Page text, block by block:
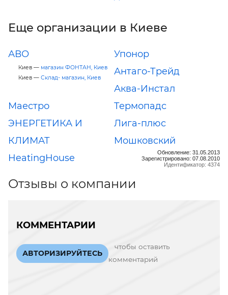
Еще организации в Киеве
АВО
Киев — магазин ФОНТАН, Киев
Киев — Склад- магазин, Киев
Упонор
Антаго-Трейд
Аква-Инстал
Маестро
Термопадс
ЭНЕРГЕТИКА И
КЛИМАТ
Лига-плюс
Мошковский
HeatingHouse
Обновление: 31.05.2013
Зарегистрировано: 07.08.2010
Идентификатор: 4374
Отзывы о компании
КОММЕНТАРИИ
АВТОРИЗИРУЙТЕСЬ
чтобы оставить
комментарий